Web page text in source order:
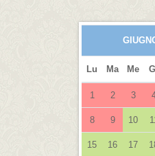
Lu Ma Me
1 2 3
8 9 10
15 16 17